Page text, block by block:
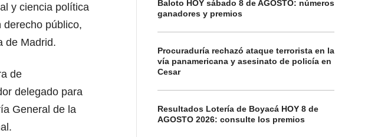
y ciencia política
público,
de Madrid.
de
delegado para
General de la
Baloto HOY sábado 8 de AGOSTO: números
ganadores y premios
Procuraduría rechazó ataque terrorista en la
vía panamericana y asesinato de policía en
Cesar
Resultados Lotería de Boyacá HOY 8 de
AGOSTO 2026: consulte los premios